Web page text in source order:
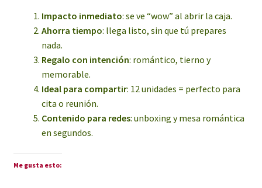
Impacto inmediato: se ve “wow” al abrir la caja.
Ahorra tiempo: llega listo, sin que tú prepares
nada.
Regalo con intención: romántico, tierno y
memorable.
Ideal para compartir: 12 unidades = perfecto para
cita o reunión.
Contenido para redes: unboxing y mesa romántica
en segundos.
Me gusta esto: